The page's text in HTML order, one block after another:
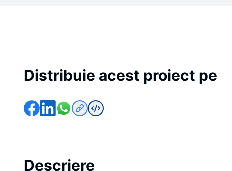
Distribuie acest proiect pe
Descriere